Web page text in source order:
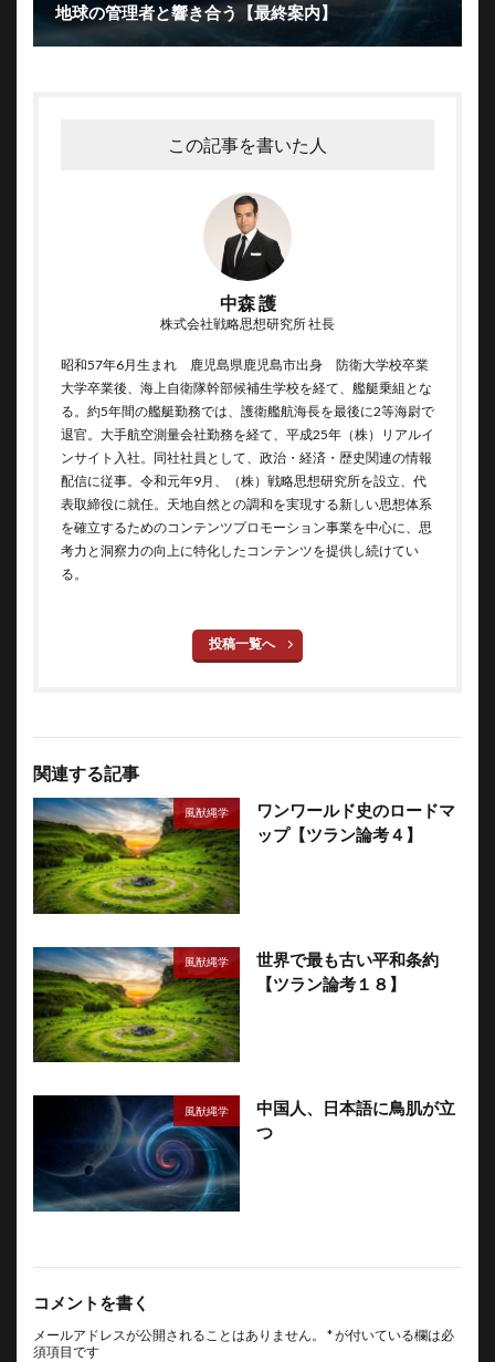
地球の管理者と響き合う【最終案内】
この記事を書いた人
中森 護
株式会社戦略思想研究所 社長
昭和57年6月生まれ 鹿児島県鹿児島市出身 防衛大学校卒業
大学卒業後、海上自衛隊幹部候補生学校を経て、艦艇乗組とな
る。約5年間の艦艇勤務では、護衛艦航海長を最後に2等海尉で
退官。大手航空測量会社勤務を経て、平成25年（株）リアルイ
ンサイト入社。同社社員として、政治・経済・歴史関連の情報
配信に従事。令和元年9月、（株）戦略思想研究所を設立、代
表取締役に就任。天地自然との調和を実現する新しい思想体系
を確立するためのコンテンツプロモーション事業を中心に、思
考力と洞察力の向上に特化したコンテンツを提供し続けてい
る。
投稿一覧へ
関連する記事
風猷縄学
ワンワールド史のロードマ
ップ【ツラン論考４】
風猷縄学
世界で最も古い平和条約
【ツラン論考１８】
風猷縄学
中国人、日本語に鳥肌が立
つ
コメントを書く
メールアドレスが公開されることはありません。 *が付いている欄は必
須項目です